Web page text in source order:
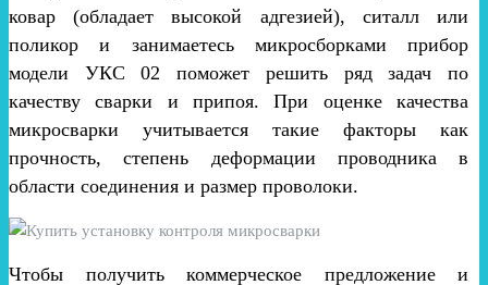
ковар (обладает высокой адгезией), ситалл или
поликор и занимаетесь микросборками прибор
модели УКС 02 поможет решить ряд задач по
качеству сварки и припоя. При оценке качества
микросварки учитывается такие факторы как
прочность, степень деформации проводника в
области соединения и размер проволоки.
Чтобы получить коммерческое предложение и